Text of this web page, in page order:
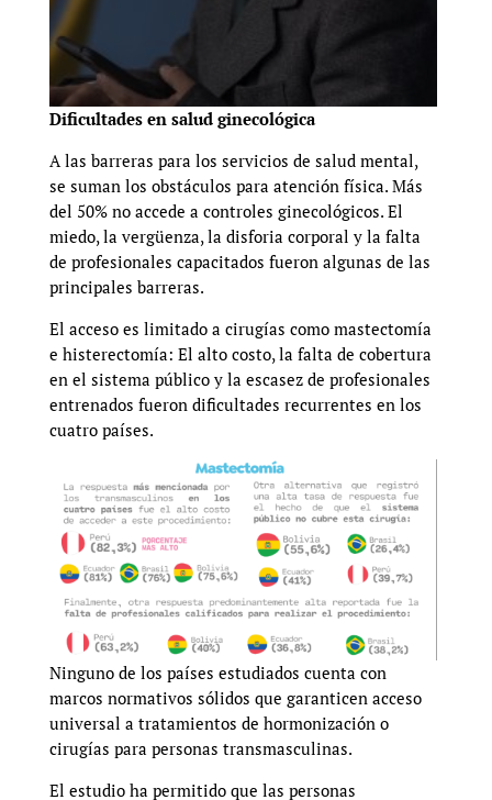
Dificultades en salud ginecológica
A las barreras para los servicios de salud mental,
se suman los obstáculos para atención física. Más
del 50% no accede a controles ginecológicos. El
miedo, la vergüenza, la disforia corporal y la falta
de profesionales capacitados fueron algunas de las
principales barreras.
El acceso es limitado a cirugías como mastectomía
e histerectomía: El alto costo, la falta de cobertura
en el sistema público y la escasez de profesionales
entrenados fueron dificultades recurrentes en los
cuatro países.
Ninguno de los países estudiados cuenta con
marcos normativos sólidos que garanticen acceso
universal a tratamientos de hormonización o
cirugías para personas transmasculinas.
El estudio ha permitido que las personas